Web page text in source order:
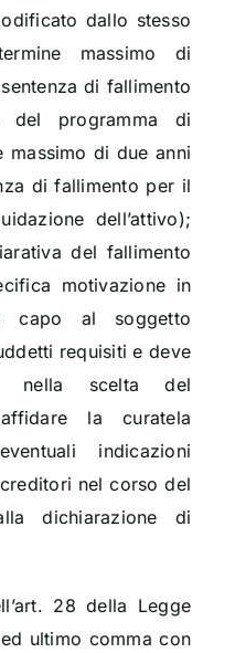
dallo stesso
massimo di
di fallimento
del programma di
massimo di due anni
di fallimento per il
dell’attivo);
del fallimento
motivazione in
capo al soggetto
requisiti e deve
nella scelta del
la curatela
indicazioni
nel corso del
dichiarazione di
28 della Legge
ultimo comma con